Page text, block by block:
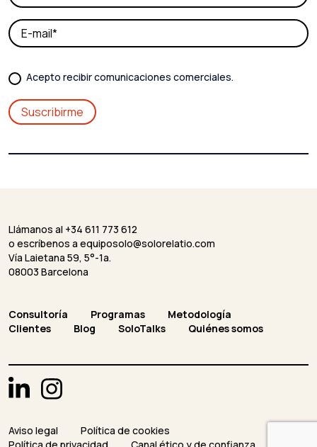
Acepto recibir comunicaciones comerciales.
Llámanos al +34 611 773 612
o escríbenos a equiposolo@solorelatio.com
Vía Laietana 59, 5°-1a.
08003 Barcelona
Consultoría Programas
Metodología
Clientes
Blog SoloTalks Quiénes somos
Aviso legal
Política de cookies